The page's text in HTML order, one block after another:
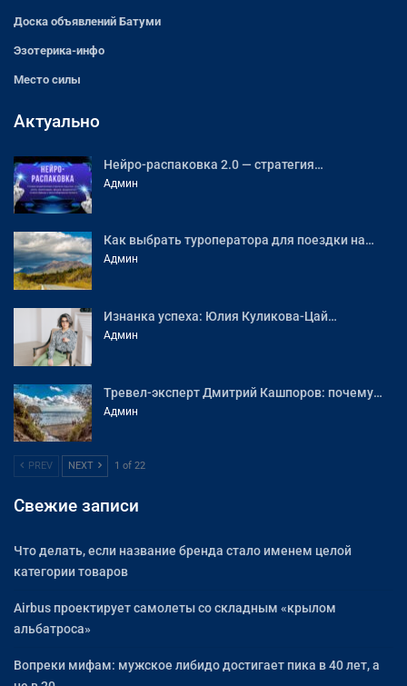
Доска объявлений Батуми
Эзотерика-инфо
Место силы
Актуально
Нейро-распаковка 2.0 — стратегия…
Админ
Как выбрать туроператора для поездки на…
Админ
Изнанка успеха: Юлия Куликова-Цай…
Админ
Тревел-эксперт Дмитрий Кашпоров: почему…
Админ
PREV NEXT 1 of 22
Свежие записи
Что делать, если название бренда стало именем целой
категории товаров
Airbus проектирует самолеты со складным «крылом
альбатроса»
Вопреки мифам: мужское либидо достигает пика в 40 лет, а